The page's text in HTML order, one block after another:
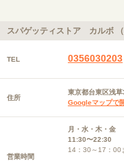
スパゲッティストア カルボ
TEL 0356030203
住所
東京都台東区浅草
Googleマップで
営業時間
月・水・木・金
11:30〜22:30
14：30～17：00